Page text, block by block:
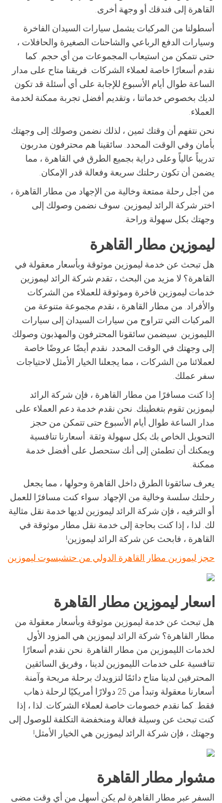
القاهرة إلى فندقك أو وجهة أخرى.
أسطولنا من المركبات يشمل سيارات السيدان الفاخرة
وسيارات الدفع الرباعي والشاحنات الصغيرة والحافلات ،
حتى نتمكن من استيعاب المجموعات من أي حجم. كما
نقدم أسعارًا خاصة لعملاء الشركات. فريقنا متاح على مدار
الساعة طوال أيام الأسبوع للإجابة على أي أسئلة قد تكون
لديك بخصوص خدماتنا ، وتقديم أفضل تجربة ممكنة لخدمة
العملاء.
نحن نتفهم أن وقتك ثمين ، لذلك نضمن وصولك إلى وجهتك
بأمان وفي الوقت المحدد. سائقينا هم محترفون مدربون
تدريباً عالياً وعلى دراية بجميع الطرق في القاهرة ، مما
يضمن أن تكون رحلتك سريعة وفعالة قدر الإمكان.
من أجل رحلة ممتعة وخالية من الإجهاد من مطار القاهرة ،
اختر شركة الرائد ليموزين. سوف نضمن وصولك إلى
وجهتك بكل سهولة وراحة.
ليموزين مطار القاهرة
هل تبحث عن خدمة ليموزين موثوقة وبأسعار معقولة في
القاهرة؟ لا مزيد من البحث ، تقدم شركة الرائد ليموزين
خدمات ليموزين فاخرة وموثوقة للعملاء من الشركات
والأفراد. من مطار القاهرة ، نقدم مجموعة متنوعة من
المركبات التي تتراوح من سيارات السيدان إلى سيارات
الليموزين. سيضمن سائقونا المحترفون والمهذبون وصولك
إلى وجهتك في الوقت المحدد. نقدم أيضًا عروضًا خاصة
لعملائنا من الشركات ، مما يجعلنا الخيار الأمثل لاحتياجات
سفر عملك.
إذا كنت مسافرًا من مطار القاهرة ، فإن شركة الرائد
ليموزين تقوم بتغطيتك. نحن نقدم خدمة دعم العملاء على
مدار الساعة طوال أيام الأسبوع حتى تتمكن من حجز
التحويل الخاص بك بكل سهولة وثقة. أسعارنا تنافسية
ويمكنك أن تطمئن إلى أنك ستحصل على أفضل خدمة
ممكنة.
يعرف سائقونا الطرق داخل القاهرة وحولها ، مما يجعل
رحلتك سلسة وخالية من الإجهاد. سواء كنت مسافرًا للعمل
أو الترفيه ، فإن شركة الرائد ليموزين لديها خدمة نقل مثالية
لك. لذا ، إذا كنت بحاجة إلى خدمة نقل مطار موثوقة في
القاهرة ، فابحث عن شركة الرائد ليموزين!
حجز ليموزين مطار القاهرة الدولي من حتشبسوت ليموزين
اسعار ليموزين مطار القاهرة
هل تبحث عن خدمة ليموزين موثوقة وبأسعار معقولة من
مطار القاهرة؟ شركة الرائد ليموزين هي المزود الأول
لخدمات الليموزين من مطار القاهرة. نحن نقدم أسعارًا
تنافسية على خدمات الليموزين لدينا ، وفريق السائقين
المحترفين لدينا متاح دائمًا لتزويدك برحلة مريحة وآمنة.
أسعارنا معقولة وتبدأ من 25 دولارًا أمريكيًا لرحلة ذهاب
فقط. كما نقدم خصومات خاصة لعملاء الشركات. لذا ، إذا
كنت تبحث عن وسيلة فعالة ومنخفضة التكلفة للوصول إلى
وجهتك ، فإن شركة الرائد ليموزين هي الخيار الأمثل!
مشوار مطار القاهرة
السفر عبر مطار القاهرة لم يكن أسهل من أي وقت مضى